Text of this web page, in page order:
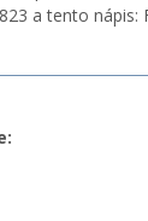
a tento nápis: